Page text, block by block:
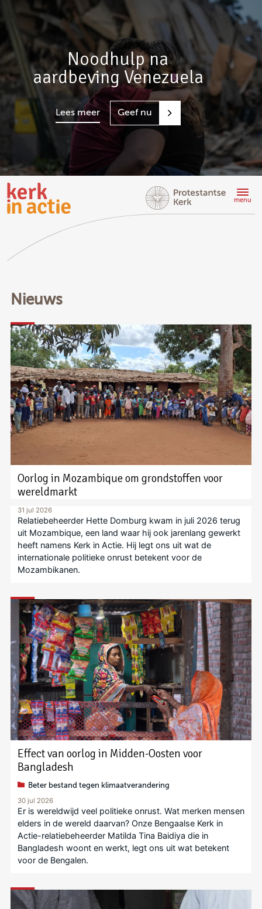
Noodhulp na
aardbeving Venezuela
Lees meer Geef nu
Doorgaan
naar
hoofdinhoud
menu
Nieuws
Oorlog in Mozambique om grondstoffen voor
wereldmarkt
31 jul 2026
Relatiebeheerder Hette Domburg kwam in juli 2026 terug
uit Mozambique, een land waar hij ook jarenlang gewerkt
heeft namens Kerk in Actie. Hij legt ons uit wat de
internationale politieke onrust betekent voor de
Mozambikanen.
Effect van oorlog in Midden-Oosten voor
Bangladesh
Beter bestand tegen klimaatverandering
30 jul 2026
Er is wereldwijd veel politieke onrust. Wat merken mensen
elders in de wereld daarvan? Onze Bengaalse Kerk in
Actie-relatiebeheerder Matilda Tina Baidiya die in
Bangladesh woont en werkt, legt ons uit wat betekent
voor de Bengalen.